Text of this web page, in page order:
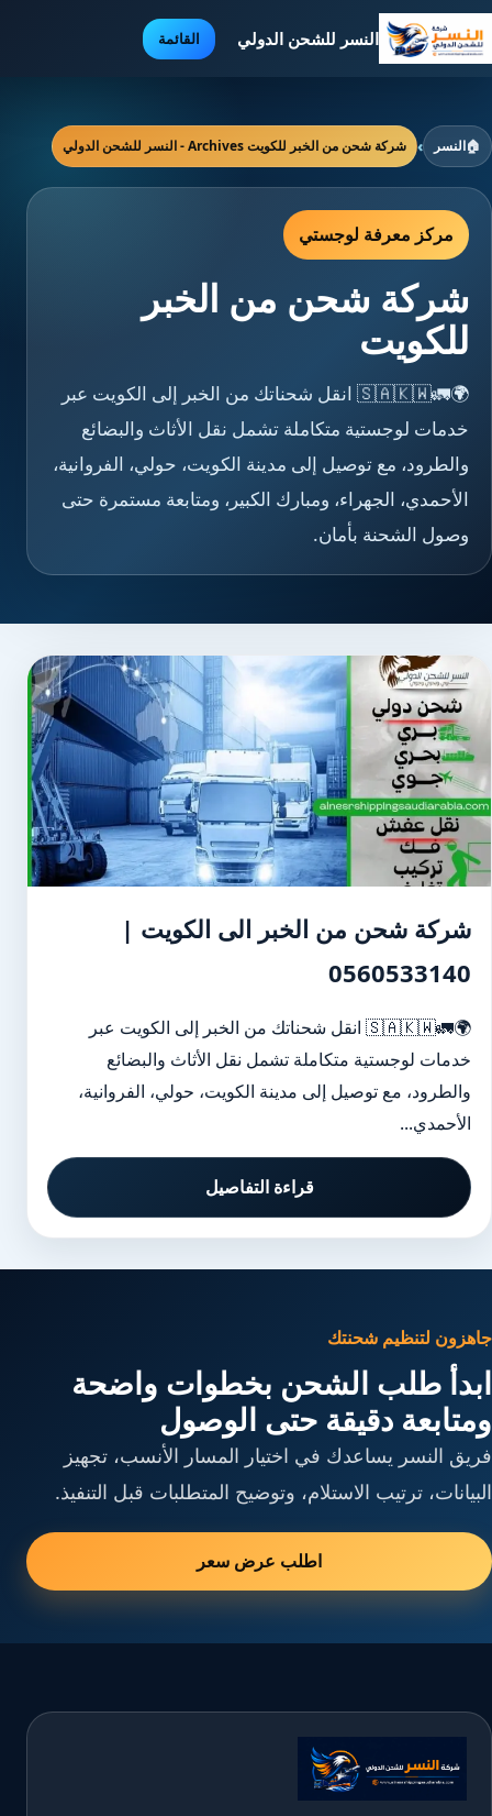
النسر للشحن الدولي القائمة
🏠النسر › شركة شحن من الخبر للكويت Archives - النسر للشحن الدولي
مركز معرفة لوجستي
شركة شحن من الخبر
للكويت
🌍🚛🇸🇦🇰🇼 انقل شحناتك من الخبر إلى الكويت عبر
خدمات لوجستية متكاملة تشمل نقل الأثاث والبضائع
والطرود، مع توصيل إلى مدينة الكويت، حولي، الفروانية،
الأحمدي، الجهراء، ومبارك الكبير، ومتابعة مستمرة حتى
وصول الشحنة بأمان.
شركة شحن من الخبر الى الكويت |
0560533140
🌍🚛🇸🇦🇰🇼 انقل شحناتك من الخبر إلى الكويت عبر
خدمات لوجستية متكاملة تشمل نقل الأثاث والبضائع
والطرود، مع توصيل إلى مدينة الكويت، حولي، الفروانية،
الأحمدي...
قراءة التفاصيل
جاهزون لتنظيم شحنتك
ابدأ طلب الشحن بخطوات واضحة
ومتابعة دقيقة حتى الوصول
فريق النسر يساعدك في اختيار المسار الأنسب، تجهيز
البيانات، ترتيب الاستلام، وتوضيح المتطلبات قبل التنفيذ.
اطلب عرض سعر